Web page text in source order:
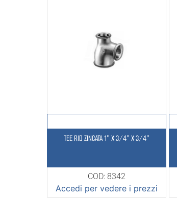
TEE RID ZINCATA 1″ X 3/4″ X 3/4″
COD: 8342
Accedi per vedere i prezzi